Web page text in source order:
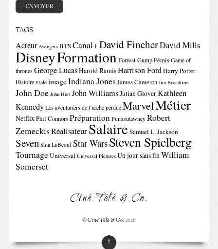
TAGS
Acteur Avengers BTSCanal+David FincherDavid Mills
DisneyFormationForrest GumpFémis Game of
thrones George LucasHarold RamisHarrison FordHarry Potter
Histoire vraie imageIndiana Jones James Cameron Jim Broadbent
John Doe John Hurt John WilliamsJulian GloverKathleen
Kennedy Les aventuriers de l’arche perdue MarvelMétier
NetflixPhil ConnorsPréparation Punxsutawney Robert
ZemeckisRéalisateurSalaire Samuel L. Jackson
Seven Shia LaBeouf Star WarsSteven Spielberg
TournageUniversal Universal Pictures Un jour sans finWilliam
Somerset
Ciné Télé & Co.
©Ciné Télé & Co.2026
↑